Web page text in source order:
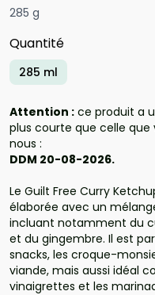
285 g
Quantité
285 ml
Attention : ce produit a
plus courte que celle que
nous :
DDM 20-08-2026.
Le Guilt Free Curry
élaborée avec un
incluant notamment du
et du gingembre. Il est
snacks, les croque-
viande, mais aussi idéal
vinaigrettes et les